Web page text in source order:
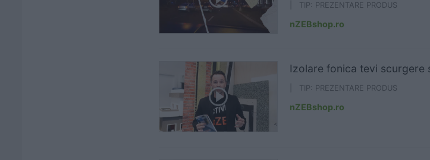
| TIP: PREZENTARE PRODUS
nZEBshop.ro
Izolare fonica tevi scurgere
| TIP: PREZENTARE PRODUS
nZEBshop.ro